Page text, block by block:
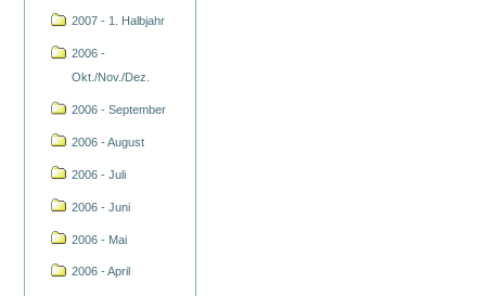
2007 - 1. Halbjahr
2006 -
Okt./Nov./Dez.
2006 - September
2006 - August
2006 - Juli
2006 - Juni
2006 - Mai
2006 - April